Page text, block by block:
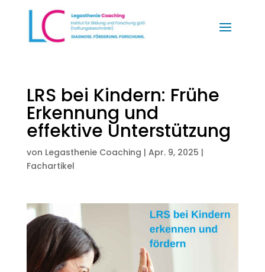
LRS bei Kindern: Frühe
Erkennung und
effektive Unterstützung
von Legasthenie Coaching | Apr. 9, 2025 |
Fachartikel